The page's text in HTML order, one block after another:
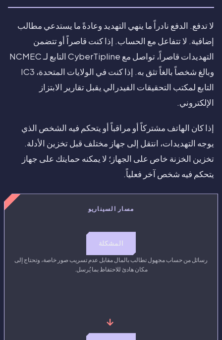
لا تدفع. الدفع نادراً ما ينهي التهديد وعادةً ما يستدعي مطالب
إضافية. لا تتفاعل مع الحساب. إذا كنت قاصراً أو تتضمن
التهديدات قاصراً، تواصل مع CyberTipline التابع لـ NCMEC
وبالغ شخصاً بالغاً تثق به. إذا كنت في الولايات المتحدة، IC3
التابع لمكتب التحقيقات الفيدرالي يقبل تقارير الابتزاز
الإلكتروني.
إذا كان الهاتف مشتركاً أو مراقباً أو يتحكم فيه الشخص الذي
يوجه التهديدات، انتقل إلى جهاز مختلف قبل تخزين الأدلة.
تخزين الخزنة خاص على الجهاز؛ لا يمكنه حمايتك على جهاز
يتحكم فيه شخص آخر فعلياً.
مسار السيناريو
المشكلة
رسائل من حساب مجهول تطالب بالمال مقابل عدم تسريب صور خاصة، وتحتاج إلى
مكان هادئ للاحتفاظ بما يُرسل.
→